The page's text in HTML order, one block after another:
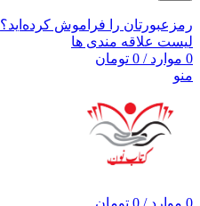
رمزعبورتان را فراموش کرده‌اید؟
لیست علاقه مندی ها
0 موارد /
0 تومان
منو
0 موارد /
0 تومان